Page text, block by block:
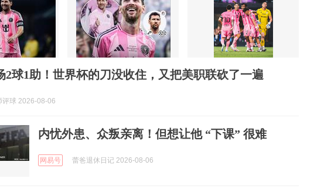
2球1助！世界杯的刀没收住，又把美职联砍了一遍
评球 2026-08-06
内忧外患、众叛亲离！但想让他 “下课” 很难
网易号 蕾爸退休日记 2026-08-06